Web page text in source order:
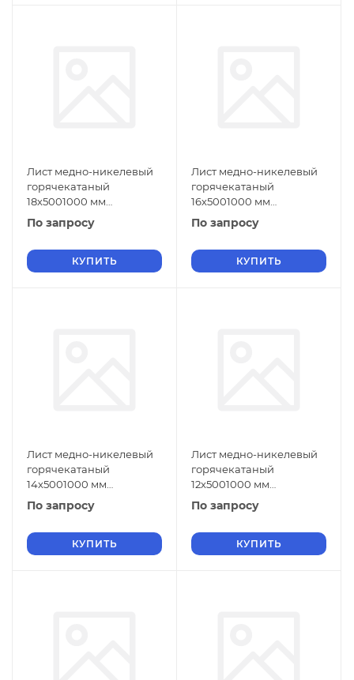
Лист медно-никелевый
горячекатаный
18х5001000 мм
МНЖМц30-1-1 ГОСТ 5063-
По запросу
КУПИТЬ
Лист медно-никелевый
горячекатаный
16х5001000 мм
МНЖМц30-1-1 ГОСТ 5063-
По запросу
КУПИТЬ
Лист медно-никелевый
горячекатаный
14х5001000 мм
МНЖМц30-1-1 ГОСТ 5063-
По запросу
КУПИТЬ
Лист медно-никелевый
горячекатаный
12х5001000 мм
МНЖМц30-1-1 ГОСТ 5063-
По запросу
КУПИТЬ